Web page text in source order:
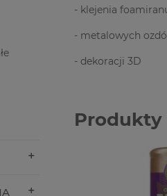
- klejenia
- metalowych
- dekoracji 3D
Produkty